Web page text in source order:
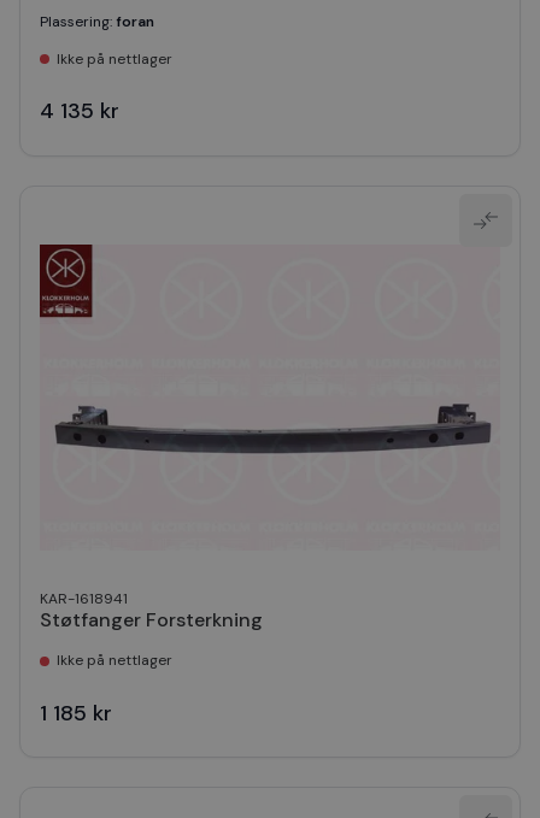
Plassering: foran
Ikke på nettlager
4 135 kr
KAR-1618941
Støtfanger Forsterkning
Ikke på nettlager
1 185 kr